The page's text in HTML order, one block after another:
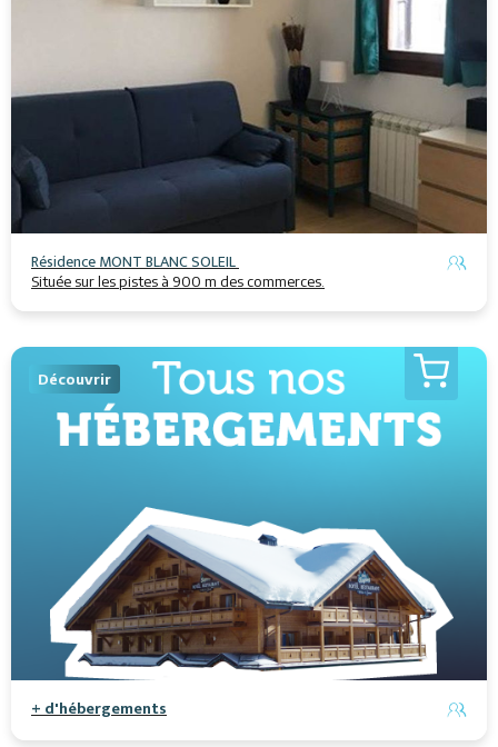
Résidence MONT BLANC SOLEIL
Située sur les pistes à 900 m des commerces.
Découvrir
+ d'hébergements